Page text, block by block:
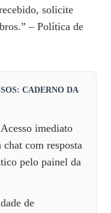
solicite
– Política de
CADERNO DA
Acesso imediato
com resposta
pelo painel da
de